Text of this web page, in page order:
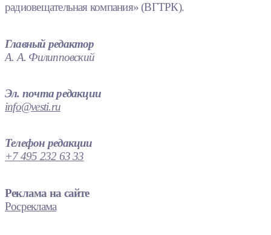
радиовещательная компания» (ВГТРК).
Главный редактор
А. А. Филипповский
Эл. почта редакции
info@vesti.ru
Телефон редакции
+7 495 232 63 33
Реклама на сайте
Росреклама